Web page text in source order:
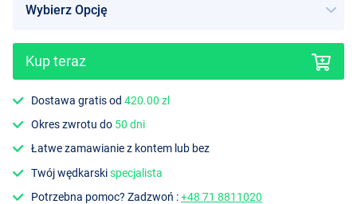
Kup teraz
Dostawa gratis od420.00 zl
Okres zwrotu do 50 dni
Łatwe zamawianie z kontem lub bez
Twój wędkarskispecjalista
Potrzebna pomoc? Zadzwoń :+48 71 8811020